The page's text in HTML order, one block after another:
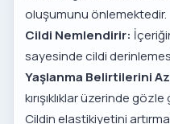
oluşumunu önlemektedir.
Cildi Nemlendirir:
sayesinde cildi
Yaşlanma Belirtilerini
kırışıklıklar üzerinde
Cildin elastikiyetini